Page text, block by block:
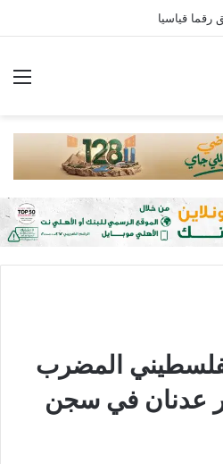
رقما قياسيا
المضرب
عدنان في سجن